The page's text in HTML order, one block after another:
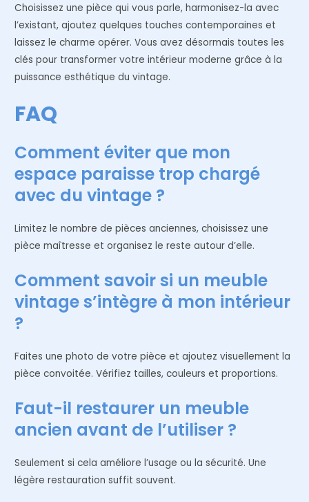
Choisissez une pièce qui vous parle, harmonisez-la avec
l’existant, ajoutez quelques touches contemporaines et
laissez le charme opérer. Vous avez désormais toutes les
clés pour transformer votre intérieur moderne grâce à la
puissance esthétique du vintage.
FAQ
Comment éviter que mon
espace paraisse trop chargé
avec du vintage ?
Limitez le nombre de pièces anciennes, choisissez une
pièce maîtresse et organisez le reste autour d’elle.
Comment savoir si un meuble
vintage s’intègre à mon intérieur
?
Faites une photo de votre pièce et ajoutez visuellement la
pièce convoitée. Vérifiez tailles, couleurs et proportions.
Faut-il restaurer un meuble
ancien avant de l’utiliser ?
Seulement si cela améliore l’usage ou la sécurité. Une
légère restauration suffit souvent.